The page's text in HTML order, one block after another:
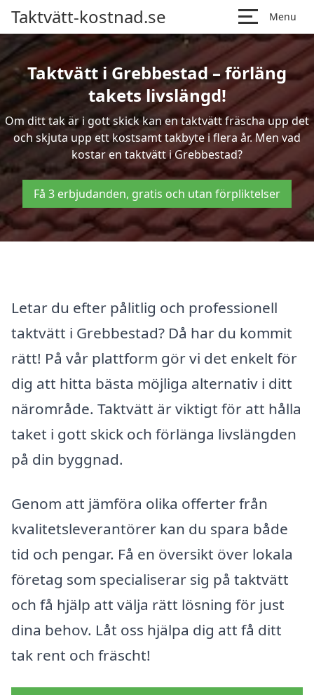
Taktvätt-kostnad.se Menu
Taktvätt i Grebbestad – förläng
takets livslängd!
Om ditt tak är i gott skick kan en taktvätt fräscha upp det
och skjuta upp ett kostsamt takbyte i flera år. Men vad
kostar en taktvätt i Grebbestad?
Få 3 erbjudanden, gratis och utan förpliktelser
Letar du efter pålitlig och professionell
taktvätt i Grebbestad? Då har du kommit
rätt! På vår plattform gör vi det enkelt för
dig att hitta bästa möjliga alternativ i ditt
närområde. Taktvätt är viktigt för att hålla
taket i gott skick och förlänga livslängden
på din byggnad.
Genom att jämföra olika offerter från
kvalitetsleverantörer kan du spara både
tid och pengar. Få en översikt över lokala
företag som specialiserar sig på taktvätt
och få hjälp att välja rätt lösning för just
dina behov. Låt oss hjälpa dig att få ditt
tak rent och fräscht!